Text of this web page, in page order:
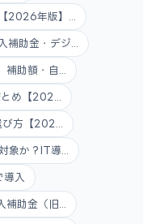
2026年版】...
助金・デジ...
助額・自...
め【202...
方【202...
象か？IT導...
入
助金（旧...